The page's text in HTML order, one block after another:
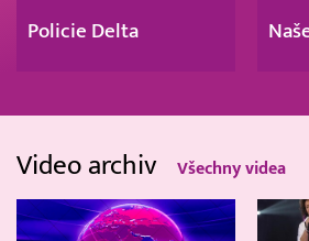
Policie Delta
Video archiv Všechny videa